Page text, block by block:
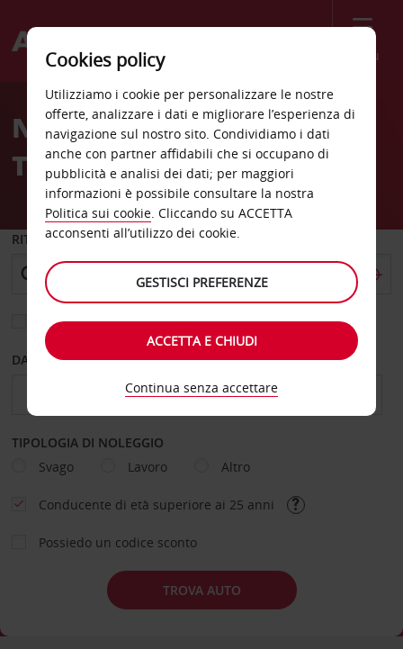
Menù
Welcome
AvisNoleggio auto Awal Hotel
Tripoli
RITIRO DA
Scegli una località di riconsegna diversa
DAL GIORNO AL GIORNO
TIPOLOGIA DI NOLEGGIO
Svago
Lavoro Altro
Conducente di età superiore ai 25 anni
Possiedo un codice sconto
TROVA AUTO
Cookies policy
Utilizziamo i cookie per personalizzare le nostre
offerte, analizzare i dati e migliorare l’esperienza di
navigazione sul nostro sito. Condividiamo i dati
anche con partner affidabili che si occupano di
pubblicità e analisi dei dati; per maggiori
informazioni è possibile consultare la nostra
Politica sui cookie. Cliccando su ACCETTA
acconsenti all’utilizzo dei cookie.
GESTISCI PREFERENZE
ACCETTA E CHIUDI
Continua senza accettare